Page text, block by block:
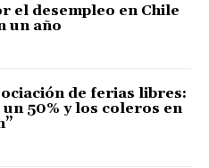
el desempleo en Chile
un año
de ferias libres:
un 50% y los coleros en